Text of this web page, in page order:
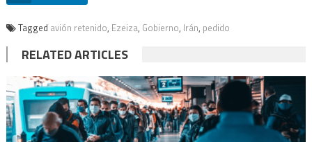
Tagged avión retenido, Ezeiza, Gobierno, Irán, pedido
RELATED ARTICLES